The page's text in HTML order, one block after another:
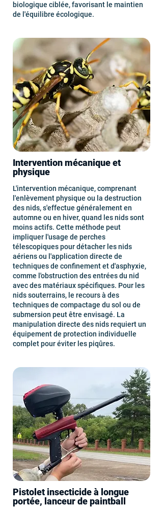
biologique ciblée, favorisant le maintien
de l'équilibre écologique.
Intervention mécanique et
physique
L'intervention mécanique, comprenant
l'enlèvement physique ou la destruction
des nids, s'effectue généralement en
automne ou en hiver, quand les nids sont
moins actifs. Cette méthode peut
impliquer l'usage de perches
télescopiques pour détacher les nids
aériens ou l'application directe de
techniques de confinement et d'asphyxie,
comme l'obstruction des entrées du nid
avec des matériaux spécifiques. Pour les
nids souterrains, le recours à des
techniques de compactage du sol ou de
submersion peut être envisagé. La
manipulation directe des nids requiert un
équipement de protection individuelle
complet pour éviter les piqûres.
Pistolet insecticide à longue
portée, lanceur de paintball